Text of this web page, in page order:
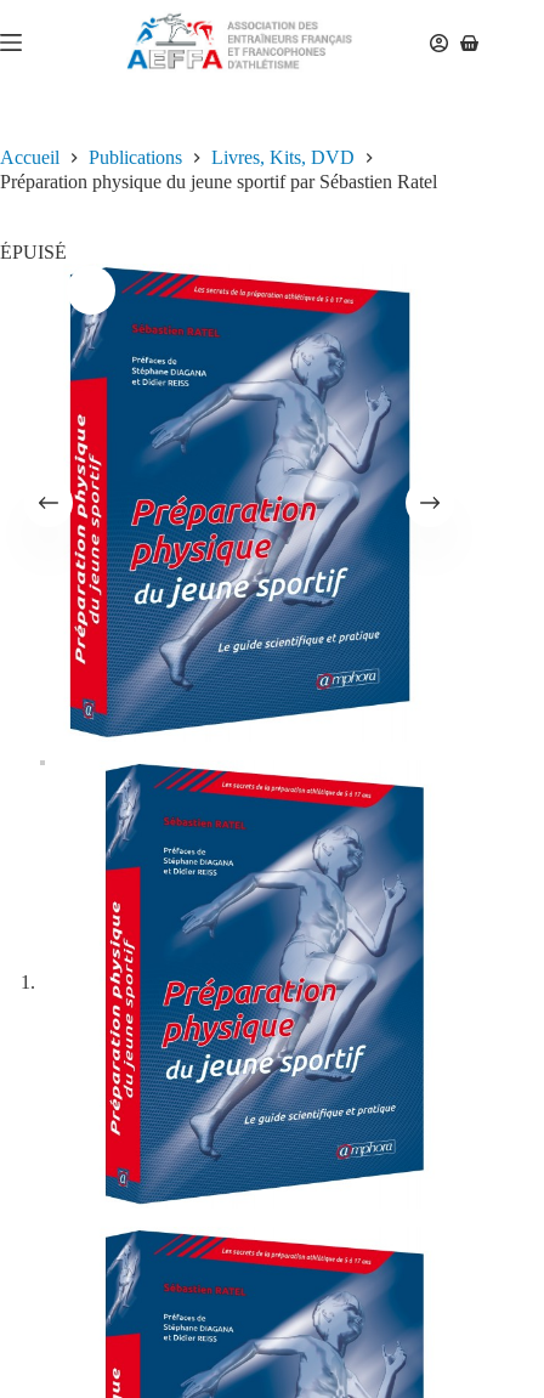
Accueil Publications
Livres, Kits, DVD
Préparation physique du jeune sportif par Sébastien Ratel
ÉPUISÉ